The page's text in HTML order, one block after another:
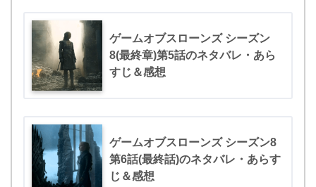
ゲームオブスローンズ シーズン
8(最終章)第5話のネタバレ・あら
すじ＆感想
ゲームオブスローンズ シーズン8
第6話(最終話)のネタバレ・あらす
じ＆感想